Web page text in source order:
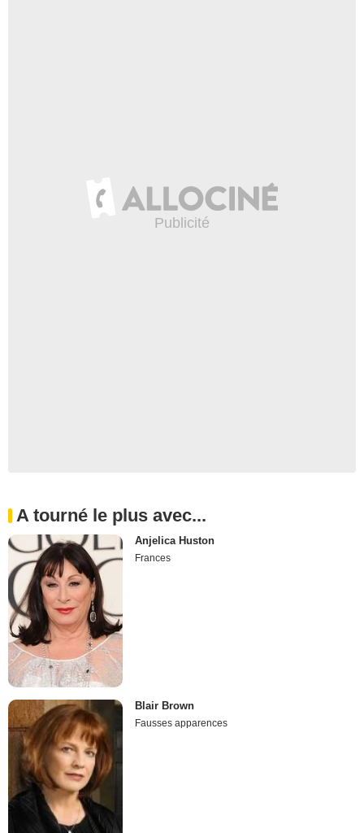
A tourné le plus avec...
Anjelica Huston
Frances
Blair Brown
Fausses apparences